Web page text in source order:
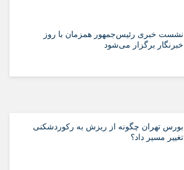
نشست خبری رئیس‌جمهور همزمان با روز
خبرنگار برگزار می‌شود
بورس تهران چگونه از ریزش به رکوردشکنی
تغییر مسیر داد؟